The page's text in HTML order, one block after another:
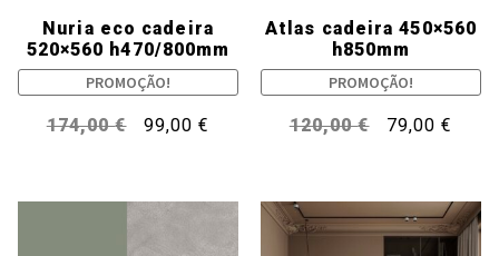
Nuria eco cadeira
520×560 h470/800mm
PROMOÇÃO!
174,00€ 99,00€
Atlas cadeira 450×560
h850mm
PROMOÇÃO!
120,00€ 79,00€